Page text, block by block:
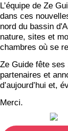
L’équipe de Ze
dans ces
nord du bassin
nature, sites et
chambres où se
Ze Guide fête ses
partenaires et
d’aujourd’hui et,
Merci.